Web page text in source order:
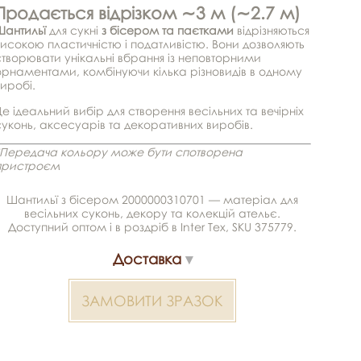
відрізком ∼3 м (∼2.7 м)
для сукні з бісером та паєтками відрізняються
пластичністю і податливістю. Вони дозволяють
унікальні вбрання із неповторними
комбінуючи кілька різновидів в одному
ідеальний вибір для створення весільних та вечірніх
аксесуарів та декоративних виробів.
кольору може бути спотворена
Шантильї з бісером 2000000310701 — матеріал для
весільних суконь, декору та колекцій ательє.
Доступний оптом і в роздріб в Inter Tex, SKU 375779.
Доставка
ЗАМОВИТИ ЗРАЗОК